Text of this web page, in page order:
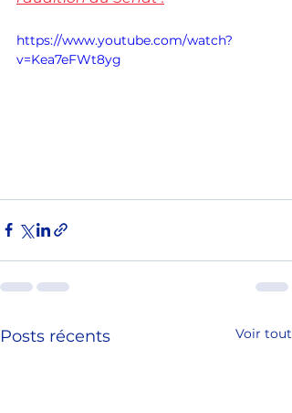
https://www.youtube.com/watch?
v=Kea7eFWt8yg
Posts récents Voir tout